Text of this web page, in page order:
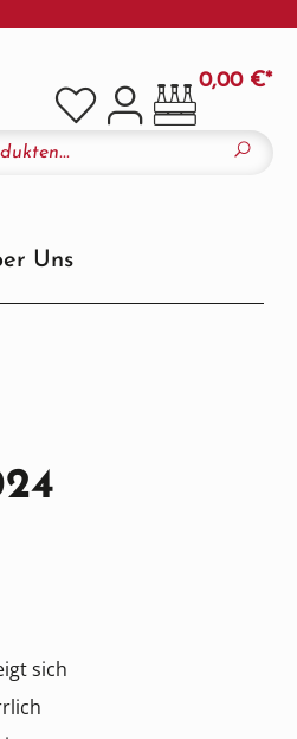
0,00 €*
Uns
sich